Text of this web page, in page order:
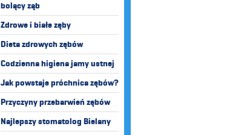
bolący ząb
Zdrowe i białe zęby
Dieta zdrowych zębów
Codzienna higiena jamy ustnej
Jak powstaje próchnica zębów?
Przyczyny przebarwień zębów
Najlepszy stomatolog Bielany